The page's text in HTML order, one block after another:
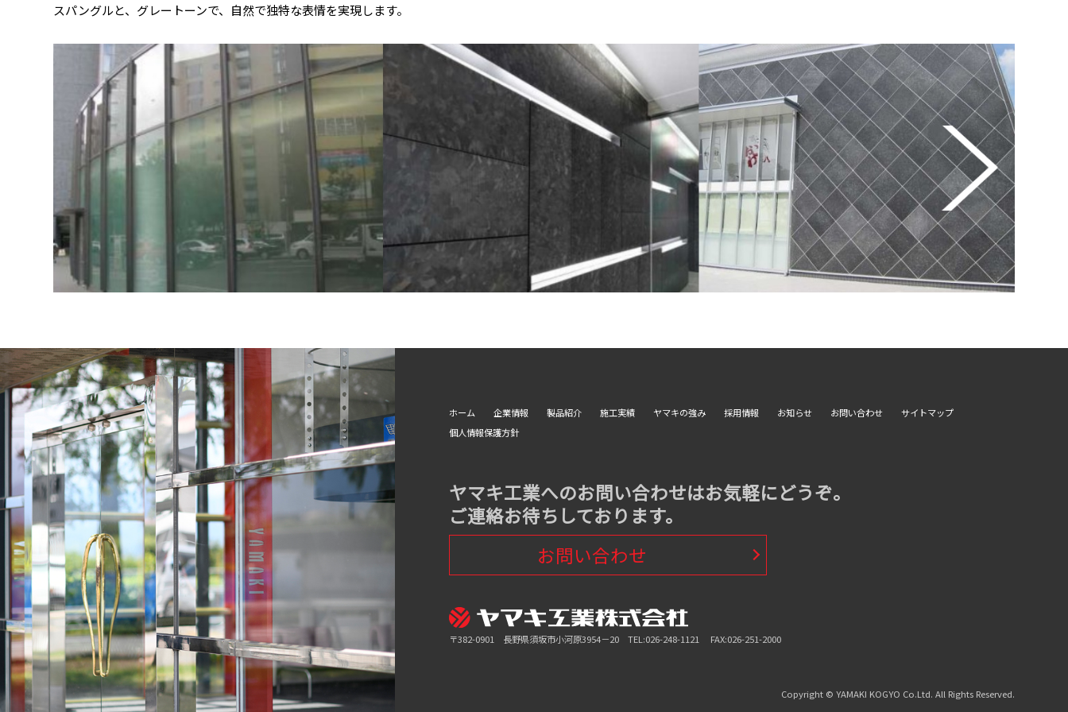
スパングルと、グレートーンで、自然で独特な表情を実現します。
ホーム 企業情報 製品紹介 施工実績 ヤマキの強み 採用情報 お知らせ お問い合わせ
サイトマップ
個人情報保護方針
ヤマキ工業へのお問い合わせはお気軽にどうぞ。
ご連絡お待ちしております。
お問い合わせ
〒382-0901 長野県須坂市小河原3954－20 TEL:026-248-1121 FAX:026-251-2000
Copyright © YAMAKI KOGYO Co.Ltd. All Rights Reserved.